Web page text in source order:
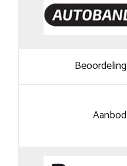
Beoordeling
Aanbod